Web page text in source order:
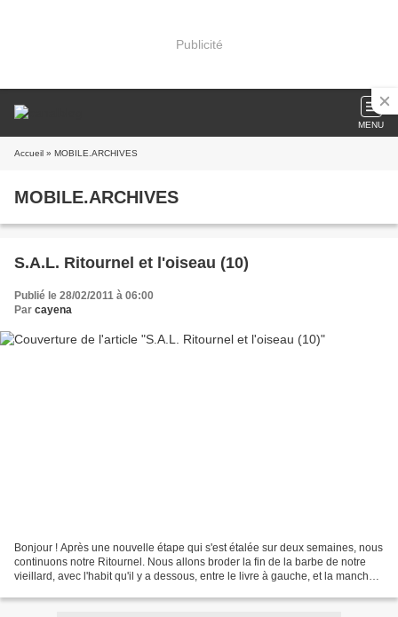
Publicité
MENU
Accueil » MOBILE.ARCHIVES
MOBILE.ARCHIVES
S.A.L. Ritournel et l'oiseau (10)
Publié le 28/02/2011 à 06:00
Par cayena
Bonjour ! Après une nouvelle étape qui s'est étalée sur deux semaines, nous
continuons notre Ritournel. Nous allons broder la fin de la barbe de notre
vieillard, avec l'habit qu'il y a dessous, entre le livre à gauche, et la manche